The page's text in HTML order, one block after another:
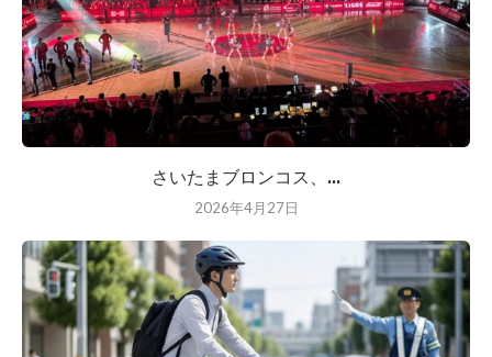
さいたまブロンコス、...
2026年4月27日